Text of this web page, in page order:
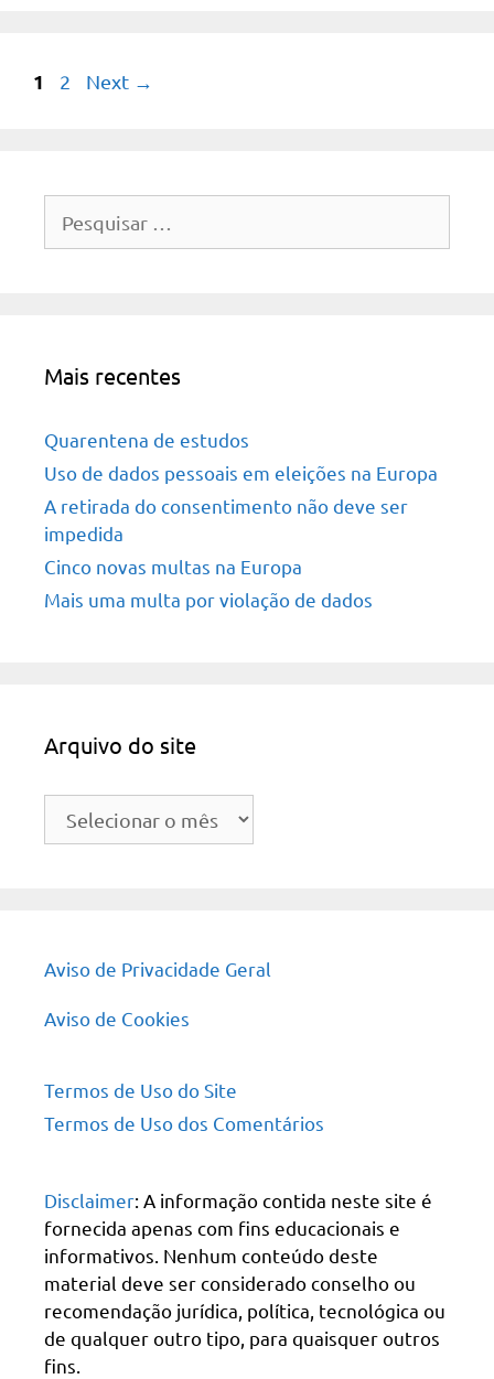
Page
1 Page
2 Next →
por:
Mais recentes
Quarentena de estudos
Uso de dados pessoais em eleições na Europa
A retirada do consentimento não deve ser
impedida
Cinco novas multas na Europa
Mais uma multa por violação de dados
Arquivo do site
Arquivo
Aviso de Privacidade Geral
Aviso de Cookies
Termos de Uso do Site
Termos de Uso dos Comentários
Disclaimer: A informação contida neste site é
fornecida apenas com fins educacionais e
informativos. Nenhum conteúdo deste
material deve ser considerado conselho ou
recomendação jurídica, política, tecnológica ou
de qualquer outro tipo, para quaisquer outros
fins.